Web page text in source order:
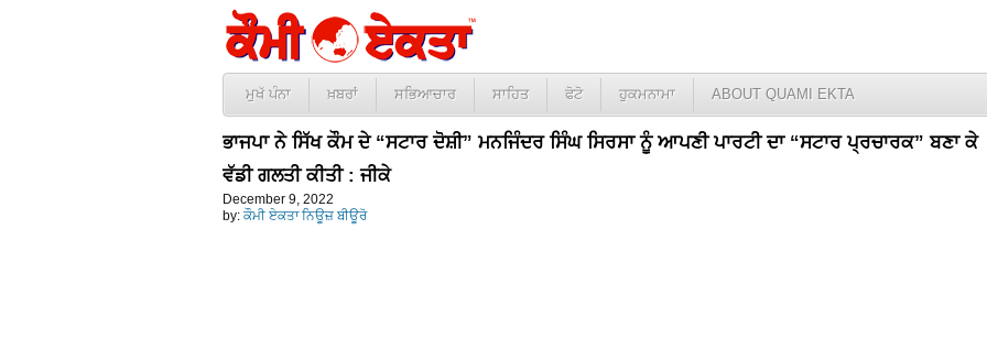
ਮੁਖੱ ਪੰਨਾ ਖ਼ਬਰਾਂ ਸਭਿਆਚਾਰ ਸਾਹਿਤ ਫੋਟੋ ਹੁਕਮਨਾਮਾ ABOUT QUAMI EKTA
ਭਾਜਪਾ ਨੇ ਸਿੱਖ ਕੌਮ ਦੇ “ਸਟਾਰ ਦੋਸ਼ੀ” ਮਨਜਿੰਦਰ ਸਿੰਘ ਸਿਰਸਾ ਨੂੰ ਆਪਣੀ ਪਾਰਟੀ ਦਾ “ਸਟਾਰ ਪ੍ਰਚਾਰਕ” ਬਣਾ ਕੇ
ਵੱਡੀ ਗਲਤੀ ਕੀਤੀ : ਜੀਕੇ
December 9, 2022
by: ਕੌਮੀ ਏਕਤਾ ਨਿਊਜ਼ ਬੀਊਰੋ